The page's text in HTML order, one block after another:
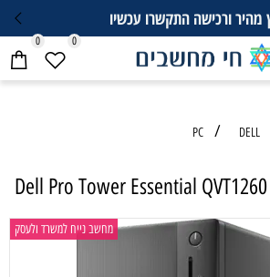
מהיר ורכישה התקשרו עכשיו
Dell Pro Tower Essential
מחשב נייח למשרד ולעסק